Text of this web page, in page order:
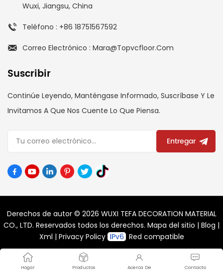
Wuxi, Jiangsu, China
Teléfono : +86 18751567592
Correo Electrónico : Mara@topvcfloor.com
Suscribir
Continúe Leyendo, Manténgase Informado, Suscríbase Y Le
Invitamos A Que Nos Cuente Lo Que Piensa.
Entregar
Derechos de autor © 2026 WUXI TEFA DECORATION MATERIAL
CO., LTD. Reservados todos los derechos. Mapa del sitio | Blog |
Xml | Privacy Policy Red compatible
Hogar Productos Contacto
Acerca De